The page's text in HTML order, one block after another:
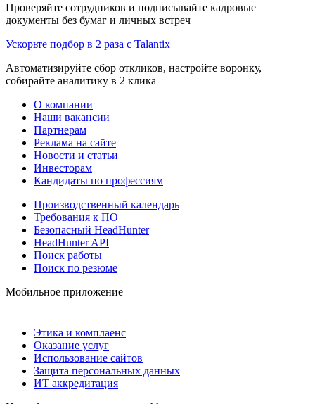
Проверяйте сотрудников и подписывайте кадровые
документы без бумаг и личных встреч
Ускорьте подбор в 2 раза с Talantix
Автоматизируйте сбор откликов, настройте воронку,
собирайте аналитику в 2 клика
О компании
Наши вакансии
Партнерам
Реклама на сайте
Новости и статьи
Инвесторам
Кандидаты по профессиям
Производственный календарь
Требования к ПО
Безопасный HeadHunter
HeadHunter API
Поиск работы
Поиск по резюме
Мобильное приложение
Этика и комплаенс
Оказание услуг
Использование сайтов
Защита персональных данных
ИТ аккредитация